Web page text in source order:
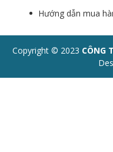
Hướng dẫn mua
Copyright © 2023 CÔNG